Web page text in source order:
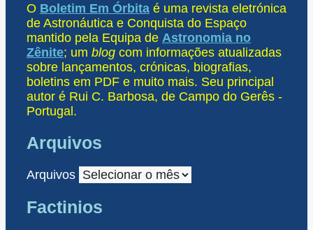
O Boletim Em Órbita é uma revista eletrónica
de Astronáutica e Conquista do Espaço
mantido pela Equipa de Astronomia no
Zênite; um blog com informações atualizadas
sobre lançamentos, crónicas, biografias,
boletins em PDF e muito mais. Seu principal
autor é Rui C. Barbosa, de Campo do Gerês -
Portugal.
Arquivos
Arquivos
Factinios